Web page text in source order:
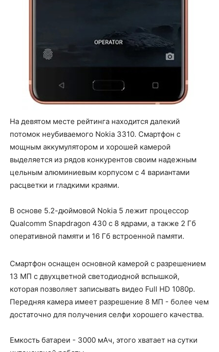
На девятом месте рейтинга находится далекий
потомок неубиваемого Nokia 3310. Смартфон с
мощным аккумулятором и хорошей камерой
выделяется из рядов конкурентов своим надежным
цельным алюминиевым корпусом с 4 вариантами
расцветки и гладкими краями.
В основе 5.2-дюймовой Nokia 5 лежит процессор
Qualcomm Snapdragon 430 с 8 ядрами, а также 2 Гб
оперативной памяти и 16 Гб встроенной памяти.
Смартфон оснащен основной камерой с разрешением
13 МП с двухцветной светодиодной вспышкой,
которая позволяет записывать видео Full HD 1080p.
Передняя камера имеет разрешение 8 МП - более чем
достаточно для получения селфи хорошего качества.
Емкость батареи - 3000 мАч, этого хватает на сутки